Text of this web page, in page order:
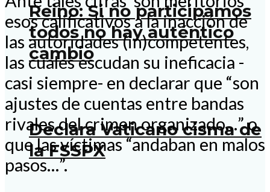
Reino: Si no participamos
todos no hay auténtico
cambio
Declara Vaticano cisma de
la FSSPX
esos calificativos a la inacción de
las autoridades (in)competentes,
las cuales escudan su ineficacia -
casi siempre- en declarar que “son
ajustes de cuentas entre bandas
rivales del crimen organizado…” o
que las víctimas “andaban en malos
pasos…”.